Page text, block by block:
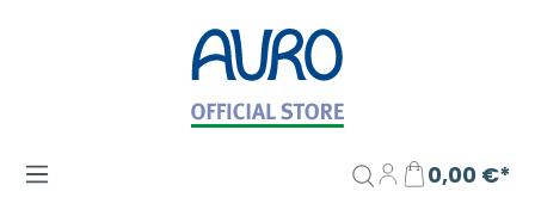
Zum Hauptinhalt springen
0,00 €*